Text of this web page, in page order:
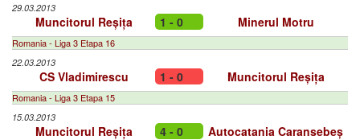
29.03.2013
Muncitorul Reșița 1 - 0 Minerul Motru
Romania - Liga 3 Etapa 16
22.03.2013
CS Vladimirescu 1 - 0 Muncitorul Reșița
Romania - Liga 3 Etapa 15
15.03.2013
Muncitorul Reșița 4 - 0 Autocatania Caransebeș